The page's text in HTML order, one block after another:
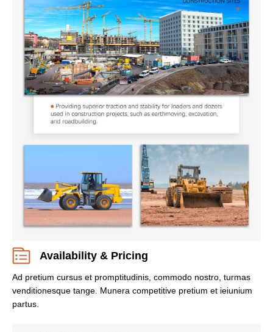
Availability & Pricing
Ad pretium cursus et promptitudinis, commodo nostro, turmas
venditionesque tange. Munera competitive pretium et ieiunium
partus.